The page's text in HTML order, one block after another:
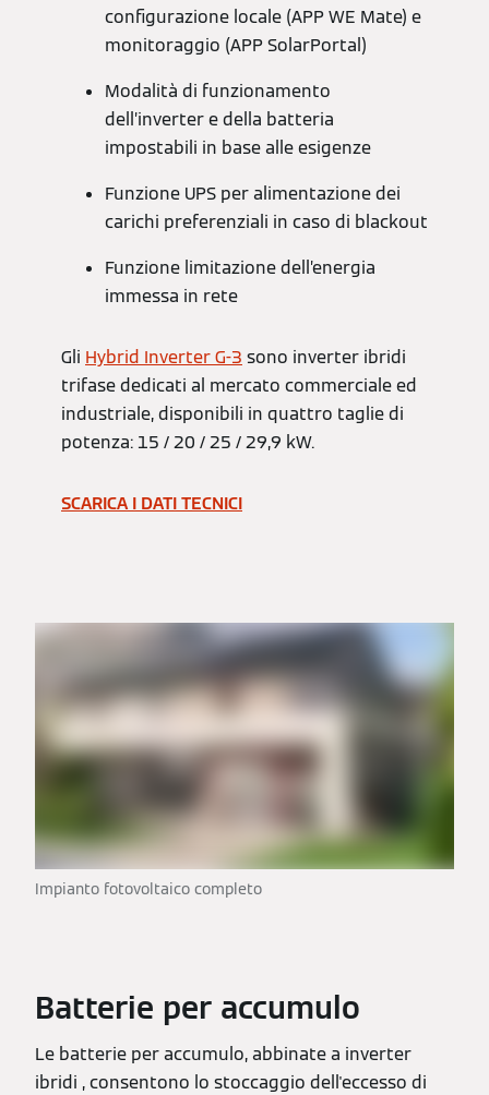
configurazione locale (APP WE Mate) e
monitoraggio (APP SolarPortal)
Modalità di funzionamento
dell’inverter e della batteria
impostabili in base alle esigenze
Funzione UPS per alimentazione dei
carichi preferenziali in caso di blackout
Funzione limitazione dell’energia
immessa in rete
Gli Hybrid Inverter G-3 sono inverter ibridi
trifase dedicati al mercato commerciale ed
industriale, disponibili in quattro taglie di
potenza: 15 / 20 / 25 / 29,9 kW.
SCARICA I DATI TECNICI
Impianto fotovoltaico completo
Batterie per accumulo
Le batterie per accumulo, abbinate a inverter
ibridi , consentono lo stoccaggio dell'eccesso di